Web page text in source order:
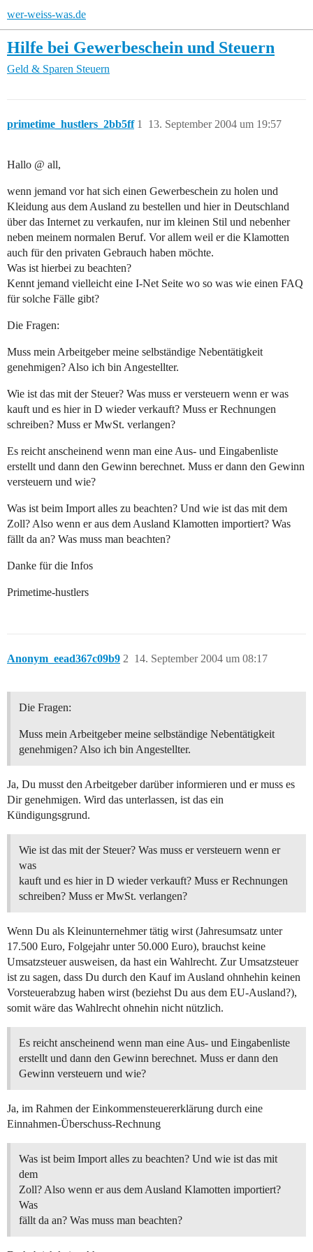
wer-weiss-was.de
Hilfe bei Gewerbeschein und Steuern
Geld & Sparen Steuern
primetime_hustlers_2bb5ff 13. September 2004 um 19:57
1
Hallo @ all,
wenn jemand vor hat sich einen Gewerbeschein zu holen und
Kleidung aus dem Ausland zu bestellen und hier in Deutschland
über das Internet zu verkaufen, nur im kleinen Stil und nebenher
neben meinem normalen Beruf. Vor allem weil er die Klamotten
auch für den privaten Gebrauch haben möchte.
Was ist hierbei zu beachten?
Kennt jemand vielleicht eine I-Net Seite wo so was wie einen FAQ
für solche Fälle gibt?
Die Fragen:
Muss mein Arbeitgeber meine selbständige Nebentätigkeit
genehmigen? Also ich bin Angestellter.
Wie ist das mit der Steuer? Was muss er versteuern wenn er was
kauft und es hier in D wieder verkauft? Muss er Rechnungen
schreiben? Muss er MwSt. verlangen?
Es reicht anscheinend wenn man eine Aus- und Eingabenliste
erstellt und dann den Gewinn berechnet. Muss er dann den Gewinn
versteuern und wie?
Was ist beim Import alles zu beachten? Und wie ist das mit dem
Zoll? Also wenn er aus dem Ausland Klamotten importiert? Was
fällt da an? Was muss man beachten?
Danke für die Infos
Primetime-hustlers
Anonym_eead367c09b9 14. September 2004 um 08:17
2
Die Fragen:
Muss mein Arbeitgeber meine selbständige Nebentätigkeit
genehmigen? Also ich bin Angestellter.
Ja, Du musst den Arbeitgeber darüber informieren und er muss es
Dir genehmigen. Wird das unterlassen, ist das ein
Kündigungsgrund.
Wie ist das mit der Steuer? Was muss er versteuern wenn er
was
kauft und es hier in D wieder verkauft? Muss er Rechnungen
schreiben? Muss er MwSt. verlangen?
Wenn Du als Kleinunternehmer tätig wirst (Jahresumsatz unter
17.500 Euro, Folgejahr unter 50.000 Euro), brauchst keine
Umsatzsteuer ausweisen, da hast ein Wahlrecht. Zur Umsatzsteuer
ist zu sagen, dass Du durch den Kauf im Ausland ohnhehin keinen
Vorsteuerabzug haben wirst (beziehst Du aus dem EU-Ausland?),
somit wäre das Wahlrecht ohnehin nicht nützlich.
Es reicht anscheinend wenn man eine Aus- und Eingabenliste
erstellt und dann den Gewinn berechnet. Muss er dann den
Gewinn versteuern und wie?
Ja, im Rahmen der Einkommensteuererklärung durch eine
Einnahmen-Überschuss-Rechnung
Was ist beim Import alles zu beachten? Und wie ist das mit
dem
Zoll? Also wenn er aus dem Ausland Klamotten importiert?
Was
fällt da an? Was muss man beachten?